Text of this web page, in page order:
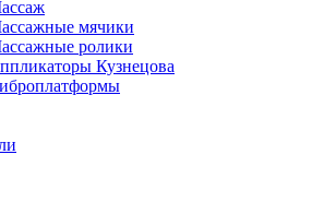
мячики
ролики
Кузнецова